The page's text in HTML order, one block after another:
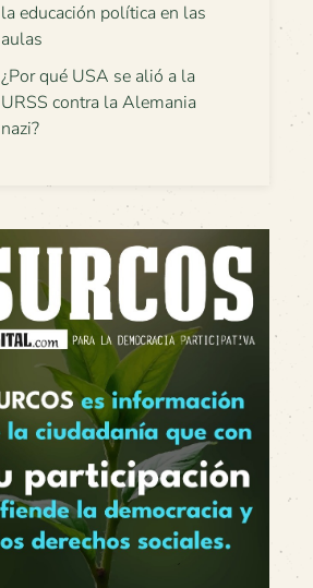
la educación política en las
aulas
¿Por qué USA se alió a la
URSS contra la Alemania
nazi?